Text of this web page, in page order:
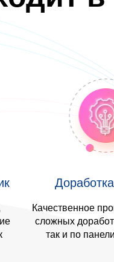
Качественное
сложных
так и по